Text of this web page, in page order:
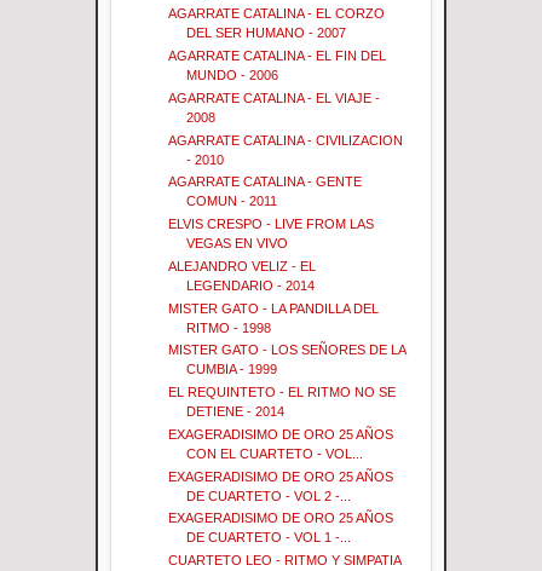
AGARRATE CATALINA - EL CORZO
DEL SER HUMANO - 2007
AGARRATE CATALINA - EL FIN DEL
MUNDO - 2006
AGARRATE CATALINA - EL VIAJE -
2008
AGARRATE CATALINA - CIVILIZACION
- 2010
AGARRATE CATALINA - GENTE
COMUN - 2011
ELVIS CRESPO - LIVE FROM LAS
VEGAS EN VIVO
ALEJANDRO VELIZ - EL
LEGENDARIO - 2014
MISTER GATO - LA PANDILLA DEL
RITMO - 1998
MISTER GATO - LOS SEÑORES DE LA
CUMBIA - 1999
EL REQUINTETO - EL RITMO NO SE
DETIENE - 2014
EXAGERADISIMO DE ORO 25 AÑOS
CON EL CUARTETO - VOL...
EXAGERADISIMO DE ORO 25 AÑOS
DE CUARTETO - VOL 2 -...
EXAGERADISIMO DE ORO 25 AÑOS
DE CUARTETO - VOL 1 -...
CUARTETO LEO - RITMO Y SIMPATIA